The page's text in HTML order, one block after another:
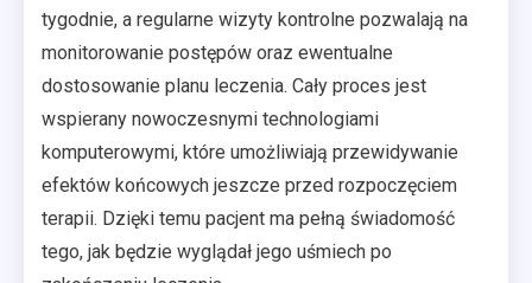
tygodnie, a regularne wizyty kontrolne pozwalają na
monitorowanie postępów oraz ewentualne
dostosowanie planu leczenia. Cały proces jest
wspierany nowoczesnymi technologiami
komputerowymi, które umożliwiają przewidywanie
efektów końcowych jeszcze przed rozpoczęciem
terapii. Dzięki temu pacjent ma pełną świadomość
tego, jak będzie wyglądał jego uśmiech po